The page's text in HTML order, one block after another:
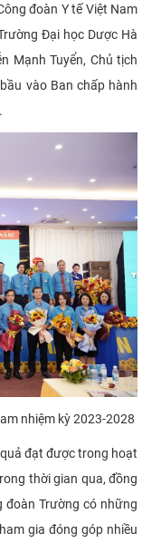
đoàn Y tế Việt Nam
Đại học Dược Hà
Mạnh Tuyển, Chủ tịch
vào Ban chấp hành
nhiệm kỳ 2023-2028
đạt được trong hoạt
thời gian qua, đồng
đoàn Trường có những
gia đóng góp nhiều